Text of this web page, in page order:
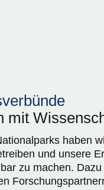
mit
haben
und unsere
zu machen.